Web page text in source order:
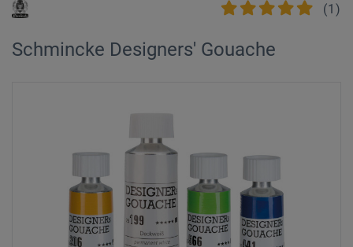
(1 )
Schmincke Designers' Gouache